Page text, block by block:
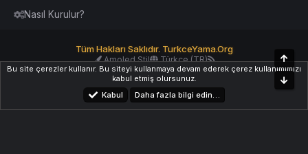
Nasıl Kurulur?
Tüm Hakları Saklıdır. TurkceYama.Org
Amoled Stil
Türkçe (TR)
YardımİletişimKurallar Yukarı Dön
Bu site çerezler kullanır. Bu siteyi kullanmaya devam ederek çerez kullanımımızı
kabul etmiş olursunuz.
Kabul
Daha fazla bilgi edin…